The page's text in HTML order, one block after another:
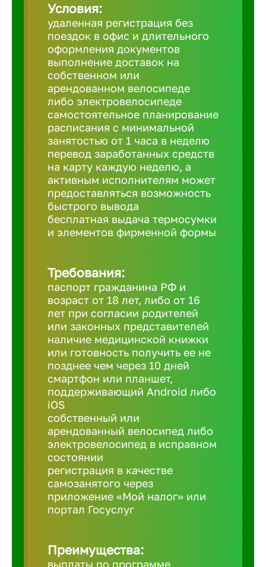
Батайск
Бирск
Условия:
удаленная регистрация без
поездок в офис и длительного
оформления документов
выполнение доставок на
собственном или
арендованном велосипеде
либо электровелосипеде
самостоятельное планирование
расписания с минимальной
занятостью от 1 часа в неделю
перевод заработанных средств
на карту каждую неделю, а
активным исполнителям может
предоставляться возможность
быстрого вывода
бесплатная выдача термосумки
и элементов фирменной формы
Требования:
паспорт гражданина РФ и
возраст от 18 лет, либо от 16
лет при согласии родителей
или законных представителей
наличие медицинской книжки
или готовность получить ее не
позднее чем через 10 дней
смартфон или планшет,
поддерживающий Android либо
iOS
собственный или
арендованный велосипед либо
электровелосипед в исправном
состоянии
регистрация в качестве
самозанятого через
приложение «Мой налог» или
портал Госуслуг
Преимущества:
выплаты по программе